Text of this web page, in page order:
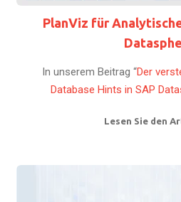
PlanViz für
In unserem Beitrag “Der
Database Hints in SAP
Lesen Sie den